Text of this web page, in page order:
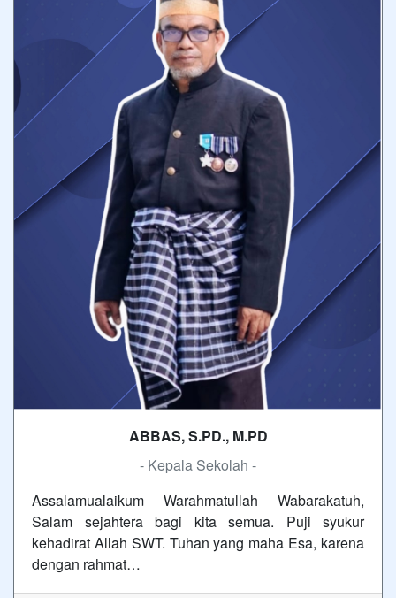
ABBAS, S.PD., M.PD
- Kepala Sekolah -
Assalamualaikum Warahmatullah Wabarakatuh,
Salam sejahtera bagi kita semua. Puji syukur
kehadirat Allah SWT. Tuhan yang maha Esa, karena
dengan rahmat…